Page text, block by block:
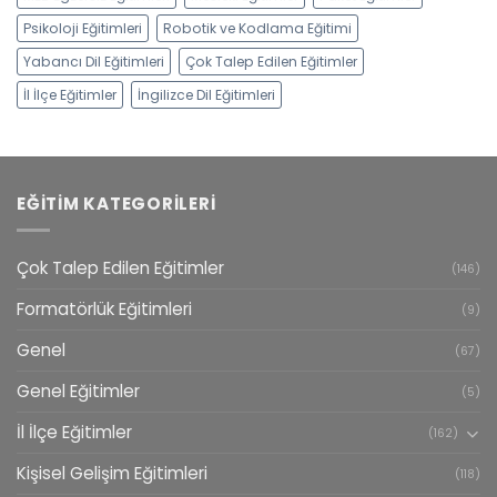
Psikoloji Eğitimleri
Robotik ve Kodlama Eğitimi
Yabancı Dil Eğitimleri
Çok Talep Edilen Eğitimler
İl İlçe Eğitimler
İngilizce Dil Eğitimleri
EĞITIM KATEGORILERI
Çok Talep Edilen Eğitimler (146)
Formatörlük Eğitimleri (9)
Genel (67)
Genel Eğitimler (5)
İl İlçe Eğitimler (162)
Kişisel Gelişim Eğitimleri (118)